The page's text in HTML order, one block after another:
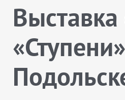
Выставка